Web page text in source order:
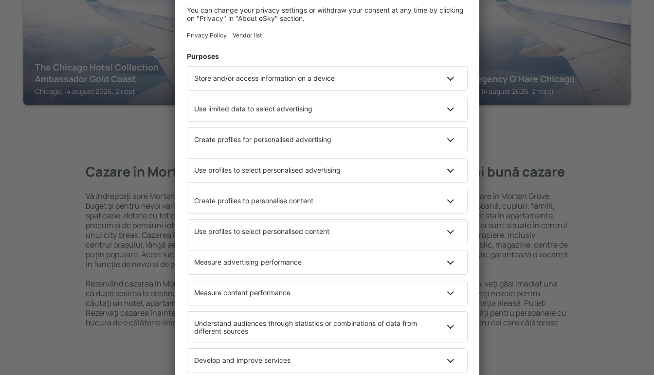
The Chicago Hotel Collection
Ambassador Gold Coast
Chicago, 14 august 2026, 2 nopți
Waldorf Astoria Chicago
Chicago, 14 august 2026, 2 nopți
Hyatt Regency O'Hare Chicago
Rosemont, 14 august 2026, 2 nopți
Vedeţi mai multe oferte în Morton Grove
Cazare în Morton Grove
Vă ȋndreptaţi spre Morton Grove? Găsiți cazare pentru fiecare
buget şi pentru nevoi variate. Puteți beneficia de proprietăți
spațioase, dotate cu tot confortul, cu numeroase facilități,
precum și de pensiuni ieftine pentru a sta câteva zile în timpul
unui city break. Cazarea în Morton Grove este disponibilă în
centrul orașului, lângă aeroport și în cartiere sau regiuni mai
puțin populare. Acest lucru vă va ajuta să găsiţi unităţi de cazare
în funcție de nevoi și de planurile ulterioare.
Rezervând cazarea în Morton Grove mai devreme, aveți garanţia
că după sosirea la destinație vă puteţi relaxa, fără a fi nevoie să
căutaţi un hotel, apartament sau altă unitate de cazare.
Rezervaţi cazarea înainte de călătoria spre Morton Grove și vă veţi
bucura de o călătorie liniştită.
Morton Grove – cea mai bună cazare
Puteți alege dintr-o ofertă variată de cazare în Morton Grove,
inclusiv proprietăți pentru o singură persoană, cupluri, familii,
persoane ȋn vârstă și grupuri. Oaspeţii pot sta în apartamente,
hoteluri și pensiuni care oferă intimitate și sunt situate în centrul
orașului Morton Grove. Facilitățile din apropiere, inclusiv
companii de închirieri auto, transport public, magazine, centre de
reparaţii și locuri de relaxare sau distracţie, garantează o vacanță
Dacă doriţi cazare de lux în Morton Grove, veţi găsi imediat una
care să se potrivească. Veți găsi tot ce aveți nevoie pentru
vacanță sau călătoria de afaceri la destinația aleasă. Puteți
rezerva cazare în Morton Grove cu facilități pentru persoanele cu
dizabilități, sugari și copii, precum și pentru cei care călătoresc